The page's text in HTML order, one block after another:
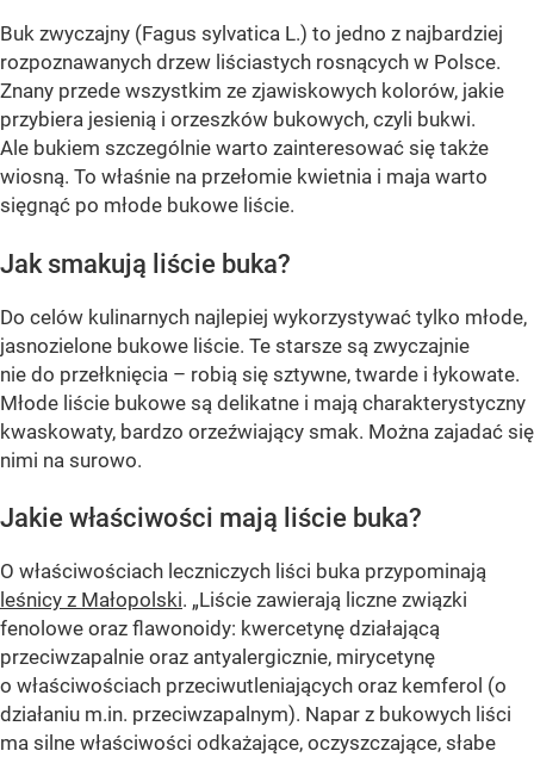
Buk zwyczajny (Fagus sylvatica L.) to jedno z najbardziej
rozpoznawanych drzew liściastych rosnących w Polsce.
Znany przede wszystkim ze zjawiskowych kolorów, jakie
przybiera jesienią i orzeszków bukowych, czyli bukwi.
Ale bukiem szczególnie warto zainteresować się także
wiosną. To właśnie na przełomie kwietnia i maja warto
sięgnąć po młode bukowe liście.
Jak smakują liście buka?
Do celów kulinarnych najlepiej wykorzystywać tylko młode,
jasnozielone bukowe liście. Te starsze są zwyczajnie
nie do przełknięcia – robią się sztywne, twarde i łykowate.
Młode liście bukowe są delikatne i mają charakterystyczny
kwaskowaty, bardzo orzeźwiający smak. Można zajadać się
nimi na surowo.
Jakie właściwości mają liście buka?
O właściwościach leczniczych liści buka przypominają
leśnicy z Małopolski. „Liście zawierają liczne związki
fenolowe oraz flawonoidy: kwercetynę działającą
przeciwzapalnie oraz antyalergicznie, mirycetynę
o właściwościach przeciwutleniających oraz kemferol (o
działaniu m.in. przeciwzapalnym). Napar z bukowych liści
ma silne właściwości odkażające, oczyszczające, słabe